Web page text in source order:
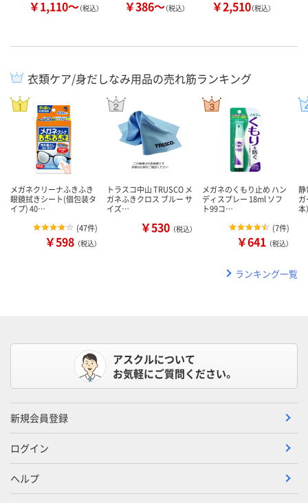
￥1,110～（税込） ￥386～（税込） ￥2,510（税込）
衣類ケア/身だしなみ用品の売れ筋ランキング
メガネクリーナふきふき
眼鏡拭きシート(個包装タ
イプ) 40…
(47件)
￥598 （税込）
トラスコ中山 TRUSCO メ
ガネふきクロス ブルー サ
イズ…
￥530 （税込）
メガネのくもり止め ハン
ディスプレー 18ml ソフ
ト99コ…
(7件)
￥641 （税込）
静
ガ
本
ランキング一覧
アスクルについて
お気軽にご質問ください。
新規会員登録
ログイン
ヘルプ